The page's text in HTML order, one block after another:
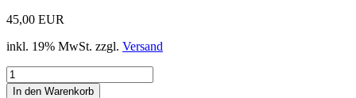
45,00 EUR
inkl. 19% MwSt. zzgl. Versand